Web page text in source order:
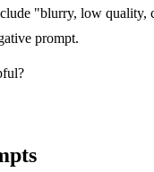
"blurry, low quality,
prompt.